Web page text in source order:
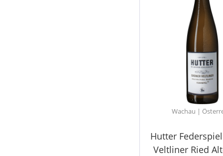
Wachau |
Hutter
Veltliner Ried